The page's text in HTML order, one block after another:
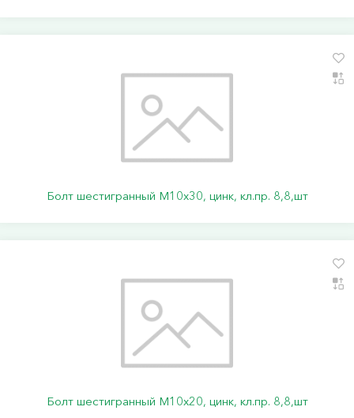
Болт шестигранный М10х30, цинк, кл.пр. 8,8,шт
Болт шестигранный М10х20, цинк, кл.пр. 8,8,шт